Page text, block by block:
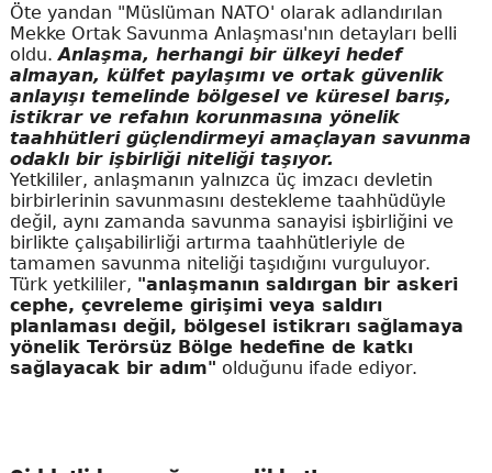
Öte yandan "Müslüman NATO' olarak adlandırılan
Mekke Ortak Savunma Anlaşması'nın detayları belli
oldu.Anlaşma, herhangi bir ülkeyi hedef
almayan, külfet paylaşımı ve ortak güvenlik
anlayışı temelinde bölgesel ve küresel barış,
istikrar ve refahın korunmasına yönelik
taahhütleri güçlendirmeyi amaçlayan savunma
odaklı bir işbirliği niteliği taşıyor.
Yetkililer, anlaşmanın yalnızca üç imzacı devletin
birbirlerinin savunmasını destekleme taahhüdüyle
değil, aynı zamanda savunma sanayisi işbirliğini ve
birlikte çalışabilirliği artırma taahhütleriyle de
tamamen savunma niteliği taşıdığını vurguluyor.
Türk yetkililer, "anlaşmanın saldırgan bir askeri
cephe, çevreleme girişimi veya saldırı
planlaması değil, bölgesel istikrarı sağlamaya
yönelik Terörsüz Bölge hedefine de katkı
sağlayacak bir adım" olduğunu ifade ediyor.